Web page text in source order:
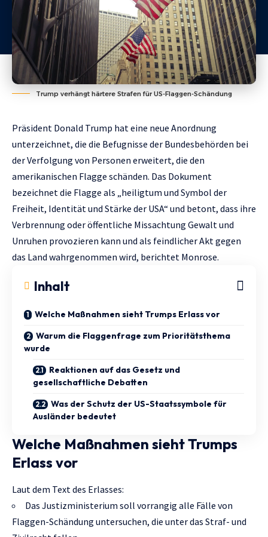
Trump verhängt härtere Strafen für US-Flaggen-Schändung
Präsident Donald Trump hat eine neue Anordnung
unterzeichnet, die die Befugnisse der Bundesbehörden bei
der Verfolgung von Personen erweitert, die den
amerikanischen Flagge schänden. Das Dokument
bezeichnet die Flagge als „heiligtum und Symbol der
Freiheit, Identität und Stärke der USA“ und betont, dass ihre
Verbrennung oder öffentliche Missachtung Gewalt und
Unruhen provozieren kann und als feindlicher Akt gegen
das Land wahrgenommen wird, berichtet Monrose.
Inhalt
Welche Maßnahmen sieht Trumps Erlass vor
Warum die Flaggenfrage zum Prioritätsthema
wurde
Reaktionen auf das Gesetz und
gesellschaftliche Debatten
Was der Schutz der US-Staatssymbole für
Ausländer bedeutet
Welche Maßnahmen sieht Trumps
Erlass vor
Laut dem Text des Erlasses:
Das Justizministerium soll vorrangig alle Fälle von
Flaggen-Schändung untersuchen, die unter das Straf- und